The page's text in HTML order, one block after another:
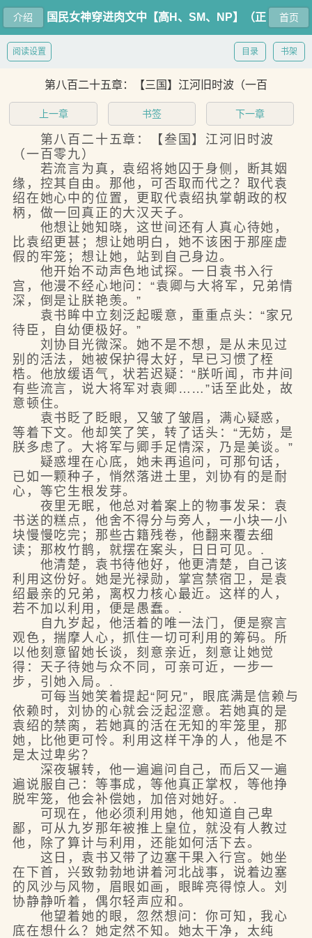
介绍 首页
国民女神穿进肉文中【高H、SM、NP】（正
书架
目录
阅读设置
第八百二十五章：【三国】江河旧时波（一百
上一章 书签 下一章
第八百二十五章：【叁国】江河旧时波
（一百零九）
若流言为真，袁绍将她囚于身侧，断其姻
缘，控其自由。那他，可否取而代之？取代袁
绍在她心中的位置，更取代袁绍执掌朝政的权
柄，做一回真正的大汉天子。
他想让她知晓，这世间还有人真心待她，
比袁绍更甚；想让她明白，她不该困于那座虚
假的牢笼；想让她，站到自己身边。
他开始不动声色地试探。一日袁书入行
宫，他漫不经心地问：“袁卿与大将军，兄弟情
深，倒是让朕艳羡。”
袁书眸中立刻泛起暖意，重重点头：“家兄
待臣，自幼便极好。”
刘协目光微深。她不是不想，是从未见过
别的活法，她被保护得太好，早已习惯了桎
梏。他放缓语气，状若迟疑：“朕听闻，市井间
有些流言，说大将军对袁卿……”话至此处，故
意顿住。
袁书眨了眨眼，又皱了皱眉，满心疑惑，
等着下文。他却笑了笑，转了话头：“无妨，是
朕多虑了。大将军与卿手足情深，乃是美谈。”
疑惑埋在心底，她未再追问，可那句话，
已如一颗种子，悄然落进土里，刘协有的是耐
心，等它生根发芽。
夜里无眠，他总对着案上的物事发呆：袁
书送的糕点，他舍不得分与旁人，一小块一小
块慢慢吃完；那些古籍残卷，他翻来覆去细
读；那枚竹鹊，就摆在案头，日日可见。.
他清楚，袁书待他好，他更清楚，自己该
利用这份好。她是光禄勋，掌宫禁宿卫，是袁
绍最亲的兄弟，离权力核心最近。这样的人，
若不加以利用，便是愚蠢。.
自九岁起，他活着的唯一法门，便是察言
观色，揣摩人心，抓住一切可利用的筹码。所
以他刻意留她长谈，刻意亲近，刻意让她觉
得：天子待她与众不同，可亲可近，一步一
步，引她入局。.
可每当她笑着提起“阿兄”，眼底满是信赖与
依赖时，刘协的心就会泛起涩意。若她真的是
袁绍的禁脔，若她真的活在无知的牢笼里，那
她，比他更可怜。利用这样干净的人，他是不
是太过卑劣？
深夜辗转，他一遍遍问自己，而后又一遍
遍说服自己：等事成，等他真正掌权，等他挣
脱牢笼，他会补偿她，加倍对她好。.
可现在，他必须利用她，他知道自己卑
鄙，可从九岁那年被推上皇位，就没有人教过
他，除了算计与利用，还能如何活下去。
这日，袁书又带了边塞干果入行宫。她坐
在下首，兴致勃勃地讲着河北战事，说着边塞
的风沙与风物，眉眼如画，眼眸亮得惊人。刘
协静静听着，偶尔轻声应和。
他望着她的眼，忽然想问：你可知，我心
底在想什么？她定然不知。她太干净，太纯